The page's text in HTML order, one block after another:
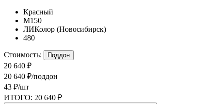
Красный
М150
ЛИКолор (Новосибирск)
480
Стоимость: Поддон
20 640 ₽
20 640 ₽/поддон
43 ₽/шт
ИТОГО: 20 640 ₽